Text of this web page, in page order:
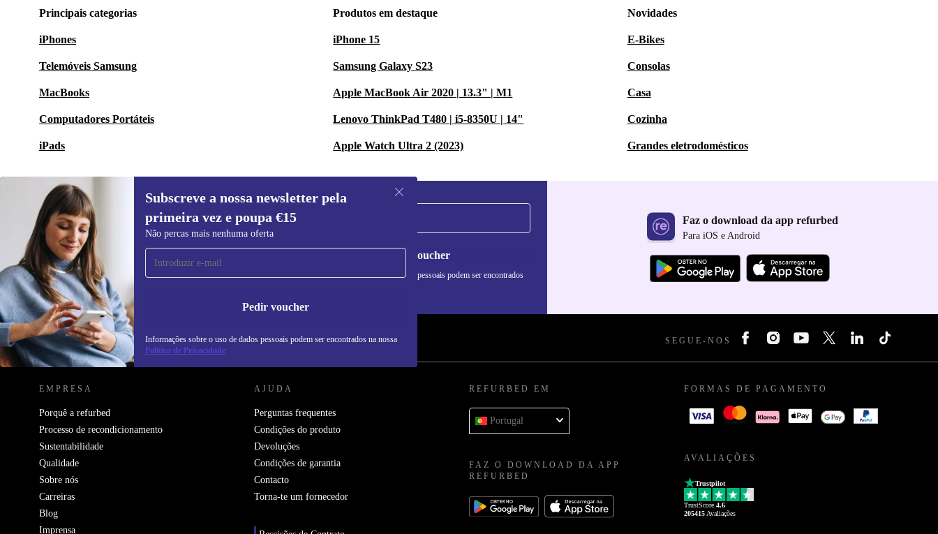
Principais categorias
iPhones
Telemóveis Samsung
MacBooks
Computadores Portáteis
iPads
Produtos em destaque
iPhone 15
Samsung Galaxy S23
Apple MacBook Air 2020 | 13.3" | M1
Lenovo ThinkPad T480 | i5-8350U | 14"
Apple Watch Ultra 2 (2023)
Novidades
E-Bikes
Consolas
Casa
Cozinha
Grandes eletrodomésticos
Subscreve a nossa newsletter pela
primeira vez e poupa €15
Não percas mais nenhuma oferta
Pedir voucher
Informações sobre o uso de dados pessoais podem ser encontrados na nossa
Política de Privacidade
Subscreve a nossa newsletter pela
primeira vez e poupa 15€!
Não percas mais nenhuma oferta.
Pedir voucher
Informações sobre o uso de dados pessoais podem ser encontrados
Faz o download da app refurbed
Para iOS e Android
REFURBED PORTUGAL - RETHINK NEW. SEGUE-NOS
EMPRESA
Porquê a refurbed
Processo de recondicionamento
Sustentabilidade
Qualidade
Sobre nós
Carreiras
Blog
Imprensa
AJUDA
Perguntas frequentes
Condições do produto
Devoluções
Condições de garantia
Contacto
Torna-te um fornecedor
REFURBED EM
Portugal
FAZ O DOWNLOAD DA APP
REFURBED
FORMAS DE PAGAMENTO
AVALIAÇÕES
Trustpilot
TrustScore 4.6
205415 Avaliações